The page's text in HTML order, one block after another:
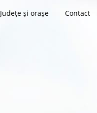
Județe și orașe Contact